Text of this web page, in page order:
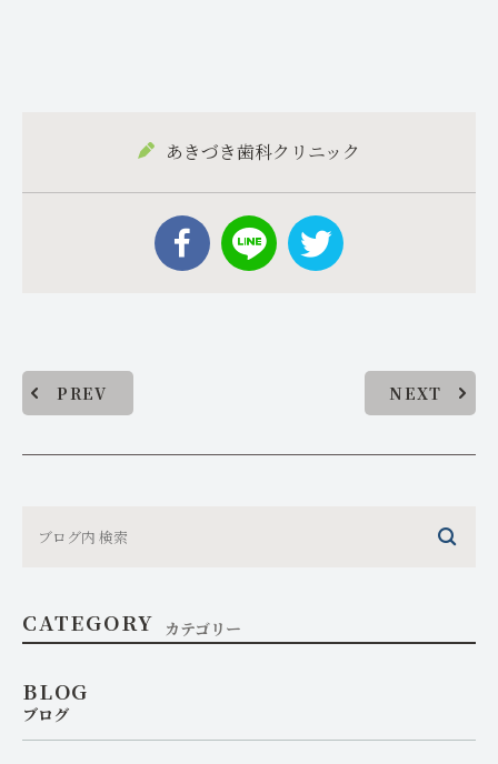
あきづき歯科クリニック
PREV NEXT
CATEGORY カテゴリー
BLOG
ブログ